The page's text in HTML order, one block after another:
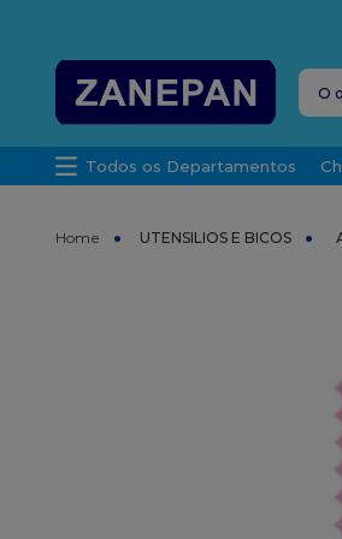
DE R$ 1.000,00 PARA O
O
Todos os Departamentos
UTENSILIOS E BICOS